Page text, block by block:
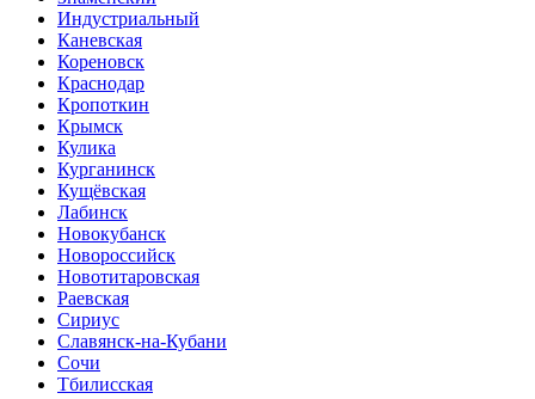
Индустриальный
Каневская
Кореновск
Краснодар
Кропоткин
Крымск
Кулика
Курганинск
Кущёвская
Лабинск
Новокубанск
Новороссийск
Новотитаровская
Раевская
Сириус
Славянск-на-Кубани
Сочи
Тбилисская